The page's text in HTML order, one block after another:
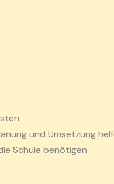
und Umsetzung
Schule benötigen